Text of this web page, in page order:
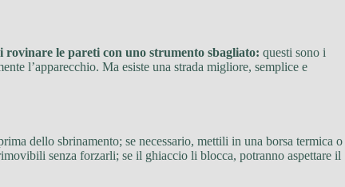
rovinare le pareti con uno strumento sbagliato: questi sono i
l’apparecchio. Ma esiste una strada migliore, semplice e
dello sbrinamento; se necessario, mettili in una borsa termica o
senza forzarli; se il ghiaccio li blocca, potranno aspettare il